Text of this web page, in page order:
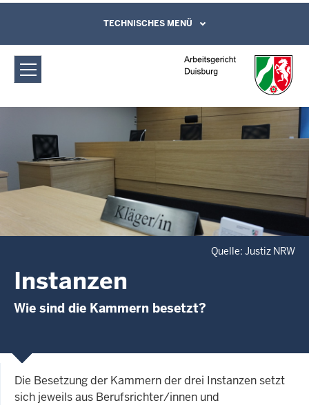
Arbeitsgericht Duisburg: Instanzen
Direkt zum Inhalt
Leichte Sprache, Gebärdensprachenvideo
und Kontaktformular
TECHNISCHES MENÜ
Quelle: Justiz NRW
Instanzen
Wie sind die Kammern besetzt?
Die Besetzung der Kammern der drei Instanzen setzt
sich jeweils aus Berufsrichter/innen und